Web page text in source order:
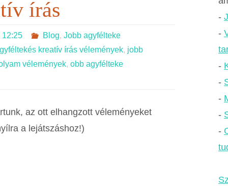
írás
12:25 Blog,Jobb agyfélteke
kreatív írás vélemények, jobb
vélemények, obb agyfélteke
az ott elhangzott véleményeket
a lejátszáshoz!)
-
-
-
-
-
-
-